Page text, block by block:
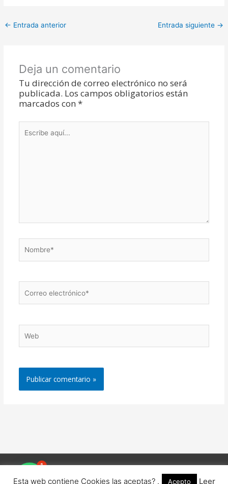
← Entrada anterior Entrada siguiente →
Deja un comentario
Tu dirección de correo electrónico no será
publicada. Los campos obligatorios están
marcados con *
aquí...
Nombre*
Correo
electrónico*
Web
| Desarrollado porAstra Tema
Esta web contiene Cookies las aceptas? . Acepto Leer
1